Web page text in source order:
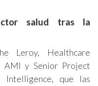
salud tras la
Leroy, Healthcare
AMI y Senior Project
Intelligence, que las